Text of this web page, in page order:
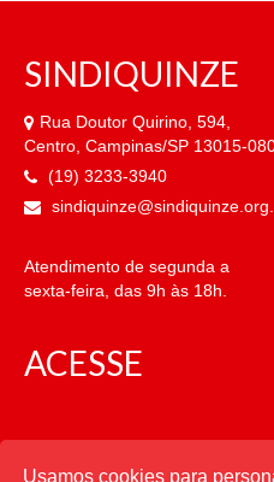
SINDIQUINZE
Rua Doutor Quirino, 594,
Centro, Campinas/SP 13015-
(19) 3233-3940
Atendimento de segunda a
sexta-feira, das 9h às 18h.
ACESSE
CATEGORIAS
Usamos cookies para